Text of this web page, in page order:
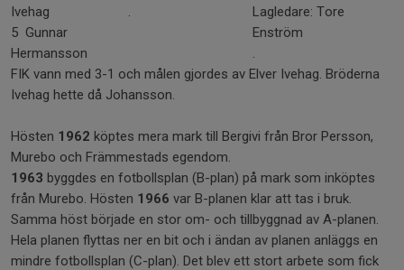
Ivehag
5 Gunnar
Hermansson
Lagledare: Tore
Enström
FIK vann med 3-1 och målen gjordes av Elver Ivehag. Bröderna
Ivehag hette då Johansson.
Hösten 1962 köptes mera mark till Bergivi från Bror Persson,
Murebo och Främmestads egendom.
1963 byggdes en fotbollsplan (B-plan) på mark som inköptes
från Murebo. Hösten 1966 var B-planen klar att tas i bruk.
Samma höst började en stor om- och tillbyggnad av A-planen.
Hela planen flyttas ner en bit och i ändan av planen anläggs en
mindre fotbollsplan (C-plan). Det blev ett stort arbete som fick